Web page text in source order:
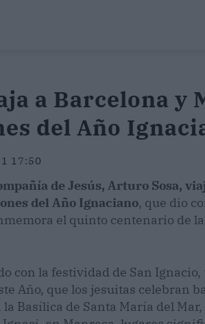
a Barcelona y
del Año
17:50
de Jesús, Arturo Sosa,
del Año Ignaciano, que dio
el quinto centenario de
con la festividad de San
Año, que los jesuitas celebran
Basílica de Santa María del